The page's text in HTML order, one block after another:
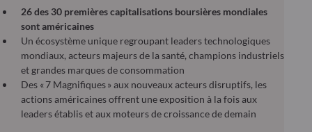
26 des 30 premières capitalisations boursières mondiales
sont américaines
Un écosystème unique regroupant leaders technologiques
mondiaux, acteurs majeurs de la santé, champions industriels
et grandes marques de consommation
Des « 7 Magnifiques » aux nouveaux acteurs disruptifs, les
actions américaines offrent une exposition à la fois aux
leaders établis et aux moteurs de croissance de demain